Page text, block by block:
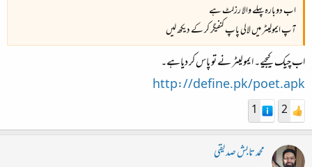
اب دوبارہ پہلے والا رزلٹ ہے
آپ ایمولیٹر میں لالی پاپ کنفیگر کر کے دیکھ لیں
اب چیک کیجیے۔ ایمولیٹر نے تو پاس کر دیاہے۔
http://define.pk/poet.apk
2
1
محمد تابش صدیقی